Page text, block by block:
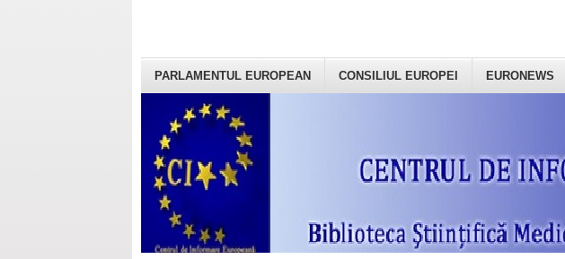
PARLAMENTUL EUROPEAN CONSILIUL EUROPEI EURONEWS